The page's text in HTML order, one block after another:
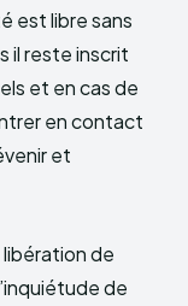
est libre sans
il reste inscrit
et en cas de
en contact
et
de
de